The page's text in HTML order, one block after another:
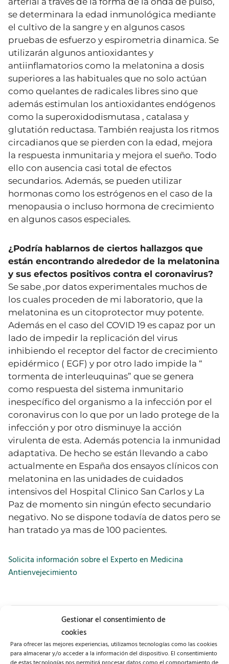
Gestionar el consentimiento de
cookies
Para ofrecer las mejores experiencias, utilizamos tecnologías como las cookies
para almacenar y/o acceder a la información del dispositivo. El consentimiento
se determinara la edad inmunológica mediante
el cultivo de la sangre y en algunos casos
pruebas de esfuerzo y espirometria dinamica. Se
utilizarán algunos antioxidantes y
antiinflamatorios como la melatonina a dosis
superiores a las habituales que no solo actúan
como quelantes de radicales libres sino que
además estimulan los antioxidantes endógenos
como la superoxidodismutasa , catalasa y
glutatión reductasa. También reajusta los ritmos
circadianos que se pierden con la edad, mejora
la respuesta inmunitaria y mejora el sueño. Todo
ello con ausencia casi total de efectos
secundarios. Además, se pueden utilizar
hormonas como los estrógenos en el caso de la
menopausia o incluso hormona de crecimiento
en algunos casos especiales.
¿Podría hablarnos de ciertos hallazgos que
están encontrando alrededor de la melatonina
y sus efectos positivos contra el coronavirus?
Se sabe ,por datos experimentales muchos de
los cuales proceden de mi laboratorio, que la
melatonina es un citoprotector muy potente.
Además en el caso del COVID 19 es capaz por un
lado de impedir la replicación del virus
inhibiendo el receptor del factor de crecimiento
epidérmico ( EGF) y por otro lado impide la “
tormenta de interleuquinas” que se genera
como respuesta del sistema inmunitario
inespecífico del organismo a la infección por el
coronavirus con lo que por un lado protege de la
infección y por otro disminuye la acción
virulenta de esta. Además potencia la inmunidad
adaptativa. De hecho se están llevando a cabo
actualmente en España dos ensayos clínicos con
melatonina en las unidades de cuidados
intensivos del Hospital Clinico San Carlos y La
Paz de momento sin ningún efecto secundario
negativo. No se dispone todavía de datos pero se
han tratado ya mas de 100 pacientes.
Solicita información sobre el Experto en Medicina
Antienvejecimiento